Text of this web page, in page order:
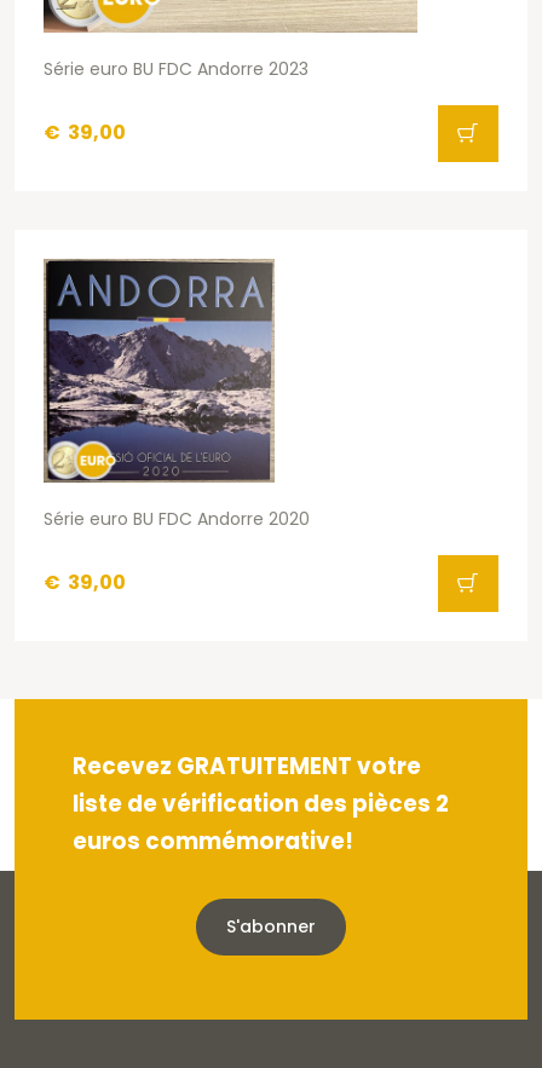
Série euro BU FDC Andorre 2023
€ 39,00
Série euro BU FDC Andorre 2020
€ 39,00
Recevez GRATUITEMENT votre
liste de vérification des pièces 2
euros commémorative!
S'abonner